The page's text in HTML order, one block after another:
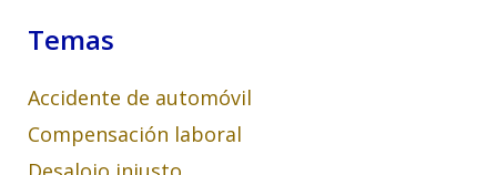
Temas
Accidente de automóvil
Compensación laboral